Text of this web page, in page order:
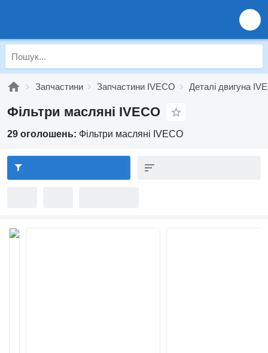
Запчастини Запчастини IVECO Деталі двигуна
Фільтри масляні IVECO
29 оголошень: Фільтри масляні IVECO